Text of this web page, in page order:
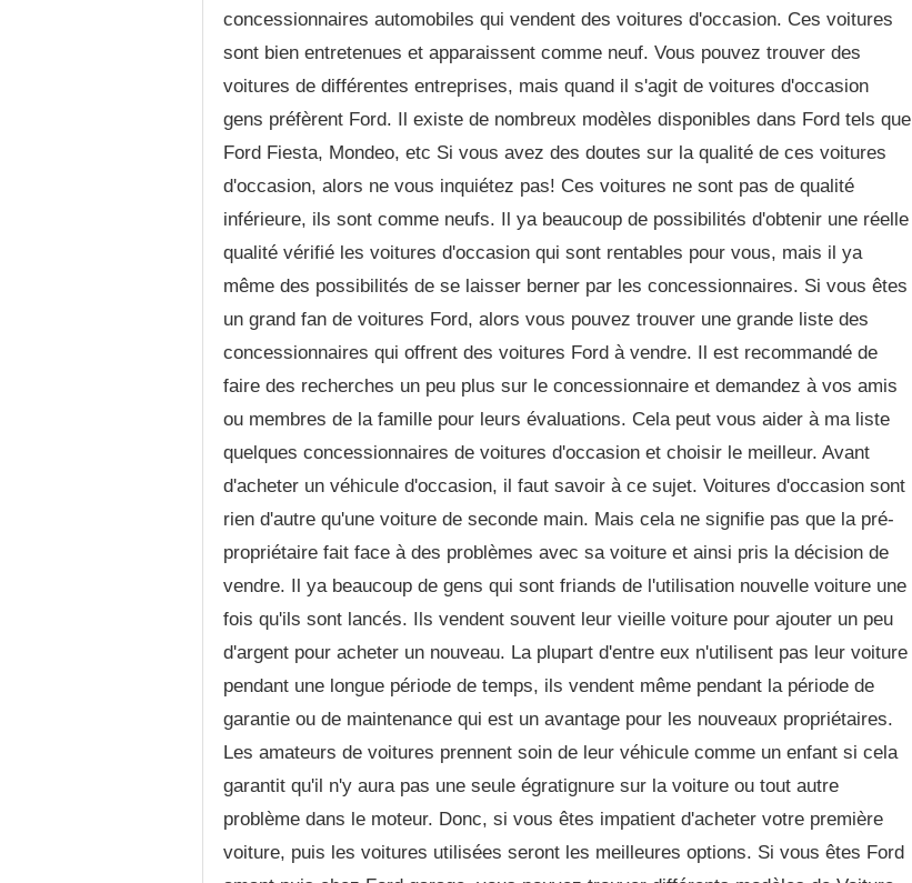
concessionnaires automobiles qui vendent des voitures d'occasion. Ces voitures
sont bien entretenues et apparaissent comme neuf. Vous pouvez trouver des
voitures de différentes entreprises, mais quand il s'agit de voitures d'occasion
gens préfèrent Ford. Il existe de nombreux modèles disponibles dans Ford tels que
Ford Fiesta, Mondeo, etc Si vous avez des doutes sur la qualité de ces voitures
d'occasion, alors ne vous inquiétez pas! Ces voitures ne sont pas de qualité
inférieure, ils sont comme neufs. Il ya beaucoup de possibilités d'obtenir une réelle
qualité vérifié les voitures d'occasion qui sont rentables pour vous, mais il ya
même des possibilités de se laisser berner par les concessionnaires. Si vous êtes
un grand fan de voitures Ford, alors vous pouvez trouver une grande liste des
concessionnaires qui offrent des voitures Ford à vendre. Il est recommandé de
faire des recherches un peu plus sur le concessionnaire et demandez à vos amis
ou membres de la famille pour leurs évaluations. Cela peut vous aider à ma liste
quelques concessionnaires de voitures d'occasion et choisir le meilleur. Avant
d'acheter un véhicule d'occasion, il faut savoir à ce sujet. Voitures d'occasion sont
rien d'autre qu'une voiture de seconde main. Mais cela ne signifie pas que la pré-
propriétaire fait face à des problèmes avec sa voiture et ainsi pris la décision de
vendre. Il ya beaucoup de gens qui sont friands de l'utilisation nouvelle voiture une
fois qu'ils sont lancés. Ils vendent souvent leur vieille voiture pour ajouter un peu
d'argent pour acheter un nouveau. La plupart d'entre eux n'utilisent pas leur voiture
pendant une longue période de temps, ils vendent même pendant la période de
garantie ou de maintenance qui est un avantage pour les nouveaux propriétaires.
Les amateurs de voitures prennent soin de leur véhicule comme un enfant si cela
garantit qu'il n'y aura pas une seule égratignure sur la voiture ou tout autre
problème dans le moteur. Donc, si vous êtes impatient d'acheter votre première
voiture, puis les voitures utilisées seront les meilleures options. Si vous êtes Ford